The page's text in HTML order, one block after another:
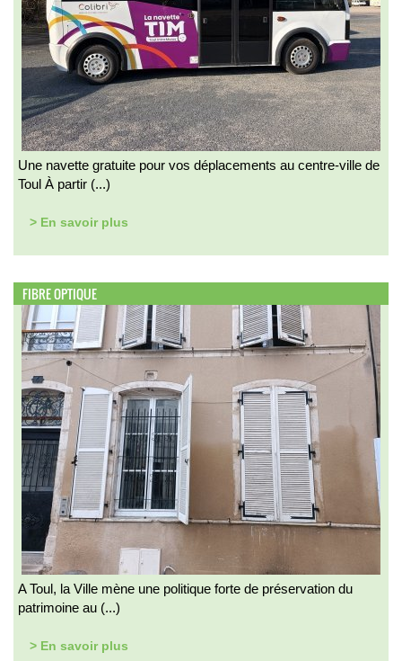
Une navette gratuite pour vos déplacements au centre-ville de
Toul À partir (...)
> En savoir plus
FIBRE OPTIQUE
A Toul, la Ville mène une politique forte de préservation du
patrimoine au (...)
> En savoir plus